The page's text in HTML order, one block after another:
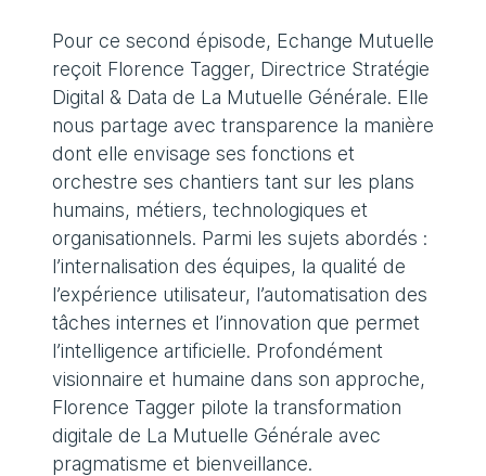
Pour ce second épisode, Echange Mutuelle
reçoit Florence Tagger, Directrice Stratégie
Digital & Data de La Mutuelle Générale. Elle
nous partage avec transparence la manière
dont elle envisage ses fonctions et
orchestre ses chantiers tant sur les plans
humains, métiers, technologiques et
organisationnels. Parmi les sujets abordés :
l’internalisation des équipes, la qualité de
l’expérience utilisateur, l’automatisation des
tâches internes et l’innovation que permet
l’intelligence artificielle. Profondément
visionnaire et humaine dans son approche,
Florence Tagger pilote la transformation
digitale de La Mutuelle Générale avec
pragmatisme et bienveillance.